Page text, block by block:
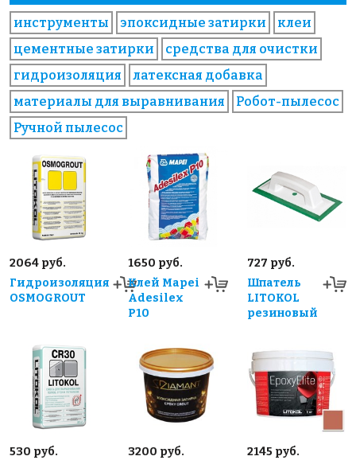
инструменты эпоксидные затирки
клеи
цементные затирки
средства для очистки
гидроизоляция
латексная добавка
материалы для выравнивания
Робот-пылесос
Ручной пылесос
2064 руб.
Гидроизоляция
OSMOGROUT
1650 руб.
Клей Mapei
Adesilex
P10
727 руб.
Шпатель
LITOKOL
резиновый
530 руб.
3200 руб.
2145 руб.